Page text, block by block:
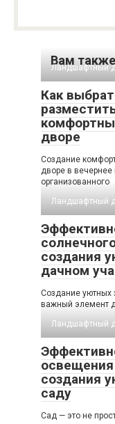
Вам
Ландшафтный
Как
дворе
Создание
дворе в
организованного
Ландшафтный
создания
дачном
Создание уютных
важный элемент
Ландшафтный
создания
саду
Сад — это не